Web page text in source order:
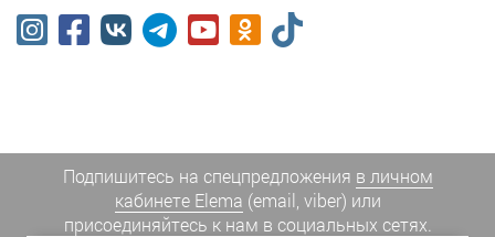
Подпишитесь на спецпредложения в личном
кабинете Elema (email, viber) или
присоединяйтесь к нам в социальных сетях.